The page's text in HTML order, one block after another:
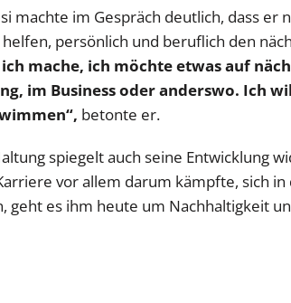
machte im Gespräch deutlich, dass
persönlich und beruflich den
mache, ich möchte etwas auf
im Business oder anderswo. Ich
betonte er.
spiegelt auch seine Entwicklung
vor allem darum kämpfte, sich
geht es ihm heute um Nachhaltigkeit